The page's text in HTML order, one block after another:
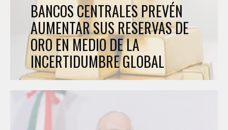
BANCOS CENTRALES PREVÉN
AUMENTAR SUS RESERVAS DE
ORO EN MEDIO DE LA
INCERTIDUMBRE GLOBAL